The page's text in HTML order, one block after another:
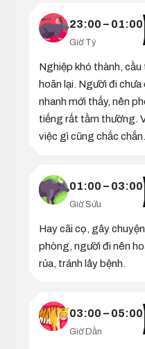
23:00 – 01:00
Giờ Tý
Nghiệp khó thành,
hoãn lại. Người đi
nhanh mới thấy, nên
tiếng rất tầm thường.
việc gì cũng chắc chắn.
01:00 – 03:00
Giờ Sửu
Hay cãi cọ, gây
phòng, người đi nên
rủa, tránh lây bệnh.
03:00 – 05:00
Giờ Dần